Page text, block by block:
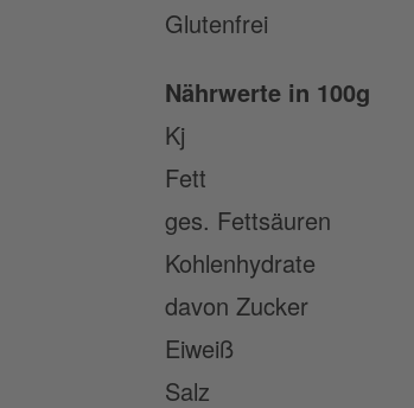
Glutenfrei
Nährwerte in 100g
Kj
Fett
ges. Fettsäuren
Kohlenhydrate
davon Zucker
Eiweiß
Salz